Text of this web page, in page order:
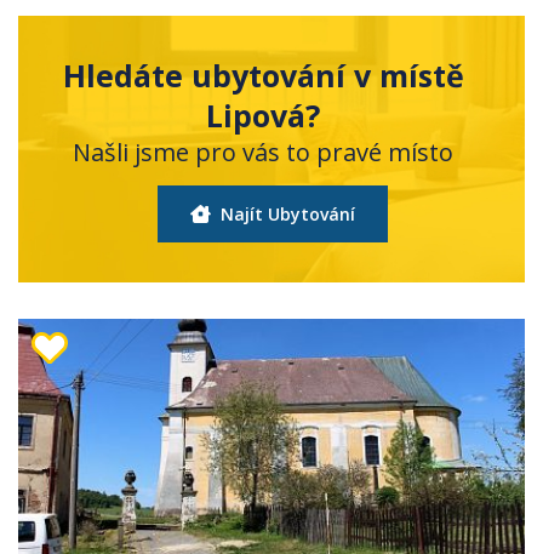
Hledáte ubytování v místě
Lipová?
Našli jsme pro vás to pravé místo
Najít Ubytování